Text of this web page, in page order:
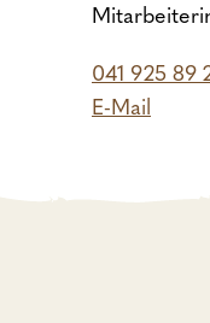
041 925 89
E-Mail